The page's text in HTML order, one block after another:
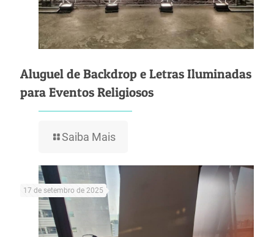
Aluguel de Backdrop e Letras Iluminadas
para Eventos Religiosos
Saiba Mais
17 de setembro de 2025